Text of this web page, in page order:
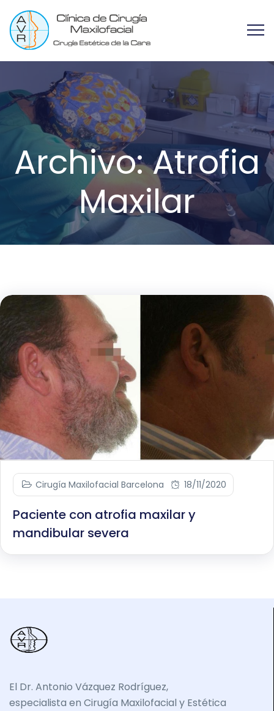
Archivo:Atrofia
Maxilar
Cirugía Maxilofacial Barcelona 18/11/2020
Paciente con atrofia maxilar y
mandibular severa
El Dr. Antonio Vázquez Rodríguez,
especialista en Cirugía Maxilofacial y Estética